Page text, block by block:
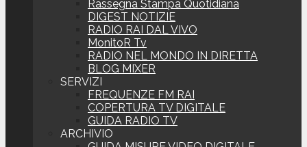
Rassegna Stampa Quotidiana
DIGEST NOTIZIE
RADIO RAI DAL VIVO
MonitoR Tv
RADIO NEL MONDO IN DIRETTA
BLOG MIXER
SERVIZI
FREQUENZE FM RAI
COPERTURA TV DIGITALE
GUIDA RADIO TV
ARCHIVIO